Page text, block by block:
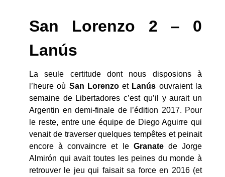
San Lorenzo 2 – 0
Lanús
La seule certitude dont nous disposions à
l’heure où San Lorenzoet Lanús ouvraient la
semaine de Libertadores c’est qu’il y aurait un
Argentin en demi-finale de l’édition 2017. Pour
le reste, entre une équipe de Diego Aguirre qui
venait de traverser quelques tempêtes et peinait
encore à convaincre et le Granatede Jorge
Almirón qui avait toutes les peines du monde à
retrouver le jeu qui faisait sa force en 2016 (et